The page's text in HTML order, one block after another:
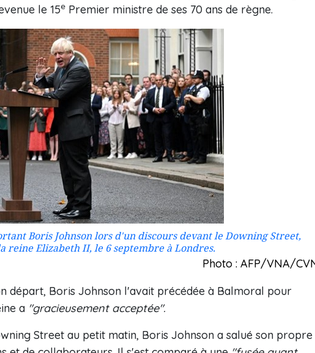
le 15e Premier ministre de ses 70 ans de règne.
Boris Johnson lors d'un discours devant le Downing Street,
reine Elizabeth II, le 6 septembre à Londres.
Photo : AFP/VNA/
départ, Boris Johnson l'avait précédée à Balmoral pour
a "gracieusement acceptée".
Street au petit matin, Boris Johnson a salué son propre